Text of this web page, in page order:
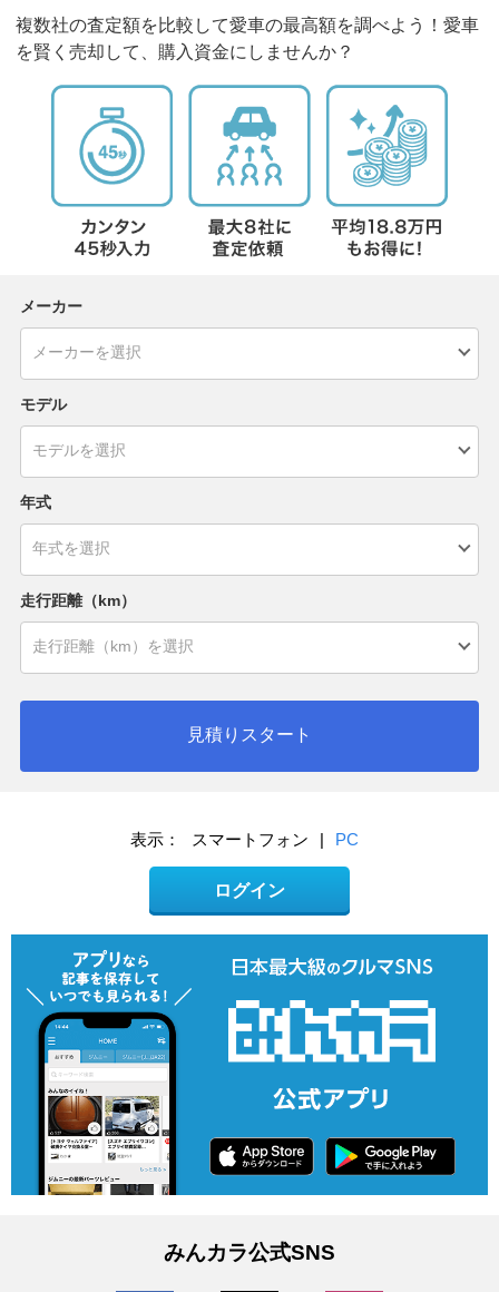
複数社の査定額を比較して愛車の最高額を調べよう！愛車
を賢く売却して、購入資金にしませんか？
メーカー
モデル
年式
走行距離（km）
見積りスタート
表示： スマートフォン | PC
ログイン
みんカラ公式SNS